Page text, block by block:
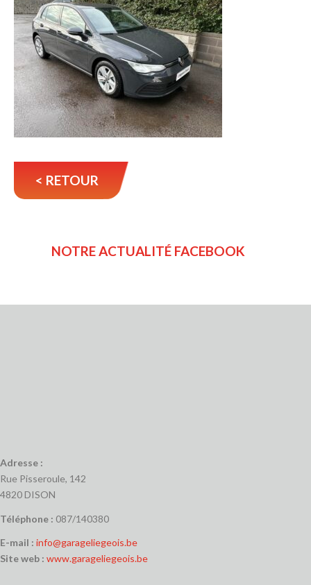
< RETOUR
NOTRE ACTUALITÉ FACEBOOK
Adresse :
Rue Pisseroule, 142
4820 DISON
Téléphone : 087/140380
E-mail : info@garageliegeois.be
Site web : www.garageliegeois.be